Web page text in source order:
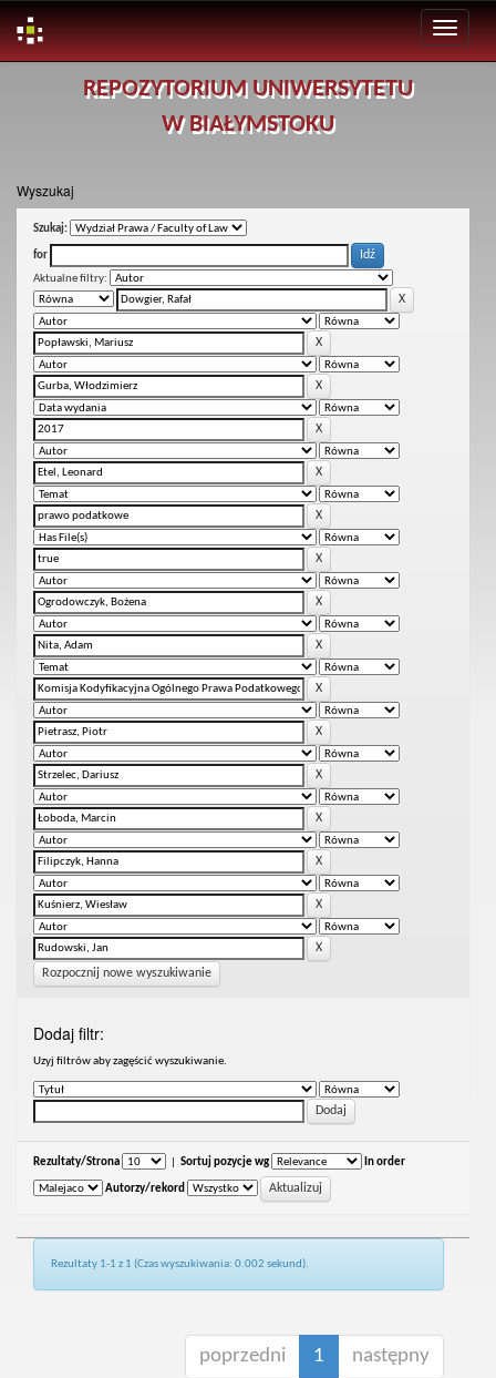
REPOZYTORIUM UNIWERSYTETU
W BIAŁYMSTOKU
Wyszukaj
Szukaj:
for
Aktualne filtry:
Rozpocznij nowe wyszukiwanie
Dodaj filtr:
Uzyj filtrów aby zagęścić wyszukiwanie.
Rezultaty/Strona Sortuj pozycje wg In order
Autorzy/rekord
Rezultaty 1-1 z 1 (Czas wyszukiwania: 0.002 sekund).
poprzedni 1 następny